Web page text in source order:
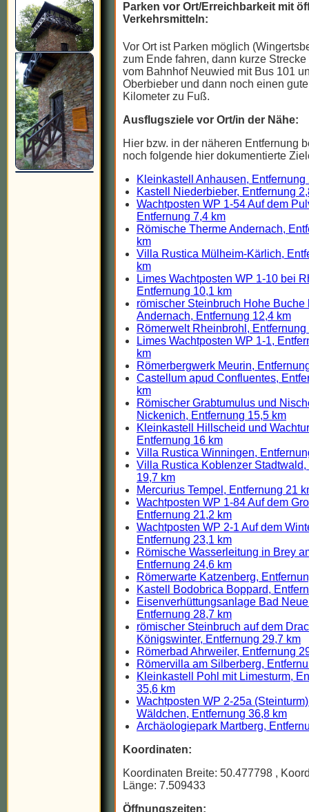
Parken vor Ort/Erreichbarkeit mit
Verkehrsmitteln:
Vor Ort ist Parken möglich
zum Ende fahren, dann kurze
vom Bahnhof Neuwied mit Bus 101
Oberbieber und dann noch einen
Kilometer zu Fuß.
Ausflugsziele vor Ort/in der Nähe:
Hier bzw. in der näheren Entfernung
noch folgende hier dokumentierte
Kleinkastell Anhausen, Entfernung
Kastell Niederbieber, Entfernung
Wachtposten WP 1-54 Auf dem
Entfernung 7,4 km
Römische Therme Andernach,
km
Villa Rustica Mülheim-Kärlich,
km
Limes Wachtposten WP 1-10 bei
Entfernung 10,1 km
römischer Steinbruch Hohe Buche
Andernach, Entfernung 12,4 km
Römerwelt Rheinbrohl, Entfernung
Limes Wachtposten WP 1-1,
km
Römerbergwerk Meurin,
Castellum apud Confluentes,
km
Römischer Grabtumulus und
Nickenich, Entfernung 15,5 km
Kleinkastell Hillscheid und
Entfernung 16 km
Villa Rustica Winningen,
Villa Rustica Koblenzer Stadtwald,
19,7 km
Mercurius Tempel, Entfernung 21
Wachtposten WP 1-84 Auf dem
Entfernung 21,2 km
Wachtposten WP 2-1 Auf dem
Entfernung 23,1 km
Römische Wasserleitung in Brey
Entfernung 24,6 km
Römerwarte Katzenberg,
Kastell Bodobrica Boppard,
Eisenverhüttungsanlage Bad
Entfernung 28,7 km
römischer Steinbruch auf dem
Königswinter, Entfernung 29,7 km
Römerbad Ahrweiler, Entfernung
Römervilla am Silberberg,
Kleinkastell Pohl mit Limesturm,
35,6 km
Wachtposten WP 2-25a
Wäldchen, Entfernung 36,8 km
Archäologiepark Martberg,
Koordinaten:
Koordinaten Breite: 50.477798 ,
Länge: 7.509433
Öffnungszeiten: